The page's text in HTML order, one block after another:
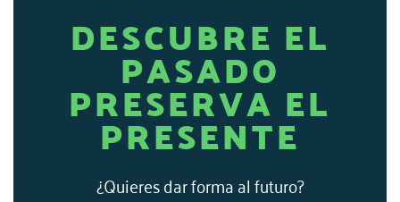
DESCUBRE EL
PASADO
PRESERVA EL
PRESENTE​
¿Quieres dar forma al futuro?